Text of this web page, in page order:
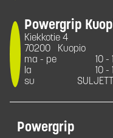
Powergrip
Kiekkotie 4
70200
Kuopio
ma - pe
10 -
la
10 -
su
Powergrip